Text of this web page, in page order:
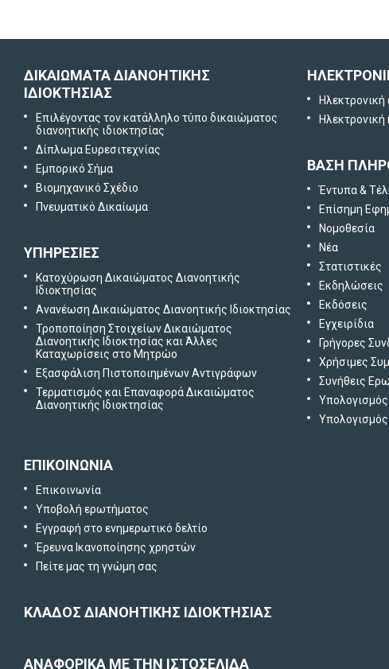
ΔΙΚΑΙΩΜΑΤΑ ΔΙΑΝΟΗΤΙΚΗΣ
ΙΔΙΟΚΤΗΣΙΑΣ
Επιλέγοντας τον κατάλληλο τύπο δικαιώματος
διανοητικής ιδιοκτησίας
Δίπλωμα Ευρεσιτεχνίας
Εμπορικό Σήμα
Βιομηχανικό Σχέδιο
Πνευματικό Δικαίωμα
ΥΠΗΡΕΣΙΕΣ
Κατοχύρωση Δικαιώματος Διανοητικής
Ιδιοκτησίας
Ανανέωση Δικαιώματος Διανοητικής Ιδιοκτησίας
Τροποποίηση Στοιχείων Δικαιώματος
Διανοητικής Ιδιοκτησίας και Άλλες
Καταχωρίσεις στο Μητρώο
Εξασφάλιση Πιστοποιημένων Αντιγράφων
Τερματισμός και Επαναφορά Δικαιώματος
Διανοητικής Ιδιοκτησίας
Ηλεκτρονική
ΒΑΣΗ
Έντυπα &
Επίσημη
Νομοθεσία
Νέα
Στατιστικές
Εκδηλώσεις
Εκδόσεις
Εγχειρίδια
Γρήγορες
Χρήσιμες
Συνήθεις
ΕΠΙΚΟΙΝΩΝΙΑ
Επικοινωνία
Υποβολή ερωτήματος
Εγγραφή στο ενημερωτικό δελτίο
Έρευνα Ικανοποίησης χρηστών
Πείτε μας τη γνώμη σας
ΚΛΑΔΟΣ ΔΙΑΝΟΗΤΙΚΗΣ ΙΔΙΟΚΤΗΣΙΑΣ
ΑΝΑΦΟΡΙΚΑ ΜΕ ΤΗΝ ΙΣΤΟΣΕΛΙΔΑ